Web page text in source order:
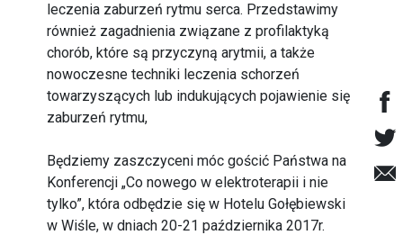
leczenia zaburzeń rytmu serca. Przedstawimy
również zagadnienia związane z profilaktyką
chorób, które są przyczyną arytmii, a także
nowoczesne techniki leczenia schorzeń
towarzyszących lub indukujących pojawienie się
zaburzeń rytmu,
Będziemy zaszczyceni móc gościć Państwa na
Konferencji „Co nowego w elektroterapii i nie
tylko”, która odbędzie się w Hotelu Gołębiewski
w Wiśle, w dniach 20-21 października 2017r.